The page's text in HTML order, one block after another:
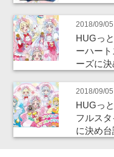
2018/09/05
HUGっ
ーハー
ーズに決
2018/09/05
HUGっ
フルス
に決め台